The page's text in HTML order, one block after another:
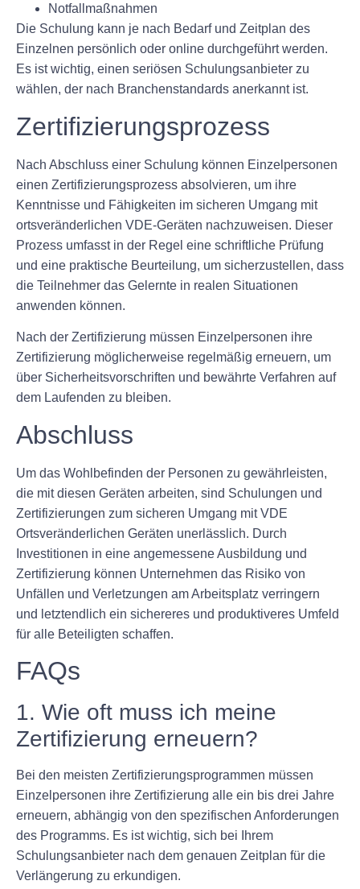
Notfallmaßnahmen
Die Schulung kann je nach Bedarf und Zeitplan des
Einzelnen persönlich oder online durchgeführt werden.
Es ist wichtig, einen seriösen Schulungsanbieter zu
wählen, der nach Branchenstandards anerkannt ist.
Zertifizierungsprozess
Nach Abschluss einer Schulung können Einzelpersonen
einen Zertifizierungsprozess absolvieren, um ihre
Kenntnisse und Fähigkeiten im sicheren Umgang mit
ortsveränderlichen VDE-Geräten nachzuweisen. Dieser
Prozess umfasst in der Regel eine schriftliche Prüfung
und eine praktische Beurteilung, um sicherzustellen, dass
die Teilnehmer das Gelernte in realen Situationen
anwenden können.
Nach der Zertifizierung müssen Einzelpersonen ihre
Zertifizierung möglicherweise regelmäßig erneuern, um
über Sicherheitsvorschriften und bewährte Verfahren auf
dem Laufenden zu bleiben.
Abschluss
Um das Wohlbefinden der Personen zu gewährleisten,
die mit diesen Geräten arbeiten, sind Schulungen und
Zertifizierungen zum sicheren Umgang mit VDE
Ortsveränderlichen Geräten unerlässlich. Durch
Investitionen in eine angemessene Ausbildung und
Zertifizierung können Unternehmen das Risiko von
Unfällen und Verletzungen am Arbeitsplatz verringern
und letztendlich ein sichereres und produktiveres Umfeld
für alle Beteiligten schaffen.
FAQs
1. Wie oft muss ich meine
Zertifizierung erneuern?
Bei den meisten Zertifizierungsprogrammen müssen
Einzelpersonen ihre Zertifizierung alle ein bis drei Jahre
erneuern, abhängig von den spezifischen Anforderungen
des Programms. Es ist wichtig, sich bei Ihrem
Schulungsanbieter nach dem genauen Zeitplan für die
Verlängerung zu erkundigen.